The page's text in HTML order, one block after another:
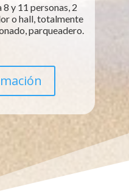
y 11 personas, 2
o hall, totalmente
parqueadero.